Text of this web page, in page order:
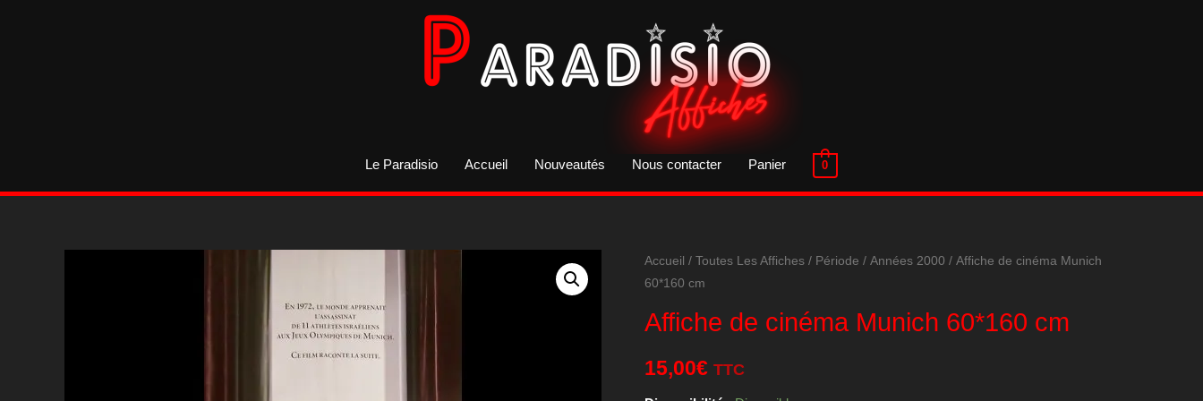
Le Paradisio Accueil Nouveautés Nous contacter Panier 0
Accueil / Toutes Les Affiches / Période / Années 2000 / Affiche de cinéma Munich
60*160 cm
Affiche de cinéma Munich 60*160 cm
15,00€ TTC